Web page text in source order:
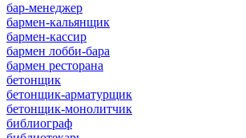
бар-менеджер
бармен-кальянщик
бармен-кассир
бармен лобби-бара
бармен ресторана
бетонщик
бетонщик-арматурщик
бетонщик-монолитчик
библиограф